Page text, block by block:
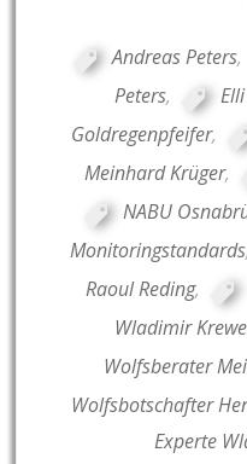
Andreas Peters,
Peters,
Goldregenpfeifer,
Meinhard Krüger,
NABU
Monitoringstandards,
Raoul Reding,
Wladimir
Wolfsberater
Wolfsbotschafter
Experte